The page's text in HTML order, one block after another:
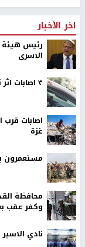
اخر الأخبار
رئيس
الاسرى
٣ اصابات اثر تعرضهم للطعن في مدينة الطيبة
اصابات
غزة
مستعمرون
محافظة
وكفر عقب
نادي